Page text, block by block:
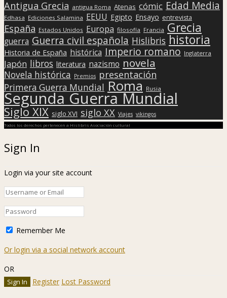
Antigua Grecia antigua Roma Atenas cómic Edad Media
Edhasa Ediciones Salamina EEUU Egipto Ensayo entrevista
España Estados Unidos Europa filosofía Francia Grecia
guerra Guerra civil española Hislibris historia
Historia de España histórica Imperio romano Inglaterra
Japón libros literatura nazismo novela
Novela histórica Premios presentación
Primera Guerra Mundial Roma Rusia
Segunda Guerra Mundial
Siglo XIX siglo XVI siglo XX Viajes vikingos
Todos los derechos pertenecen a Hislibris Asociación cultural
Sign In
Login via your site account
Remember Me
Or login via a social network account
OR
Register Lost Password